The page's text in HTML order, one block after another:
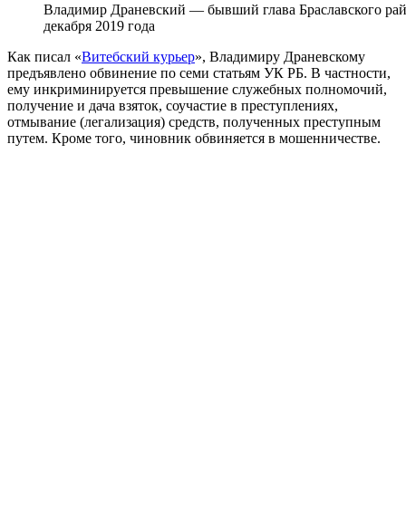
Владимир Драневский — бывший глава Браславского
декабря 2019 года
Как писал «Витебский курьер», Владимиру Драневскому
предъявлено обвинение по семи статьям УК РБ. В частности,
ему инкриминируется превышение служебных полномочий,
получение и дача взяток, соучастие в преступлениях,
отмывание (легализация) средств, полученных преступным
путем. Кроме того, чиновник обвиняется в мошенничестве.